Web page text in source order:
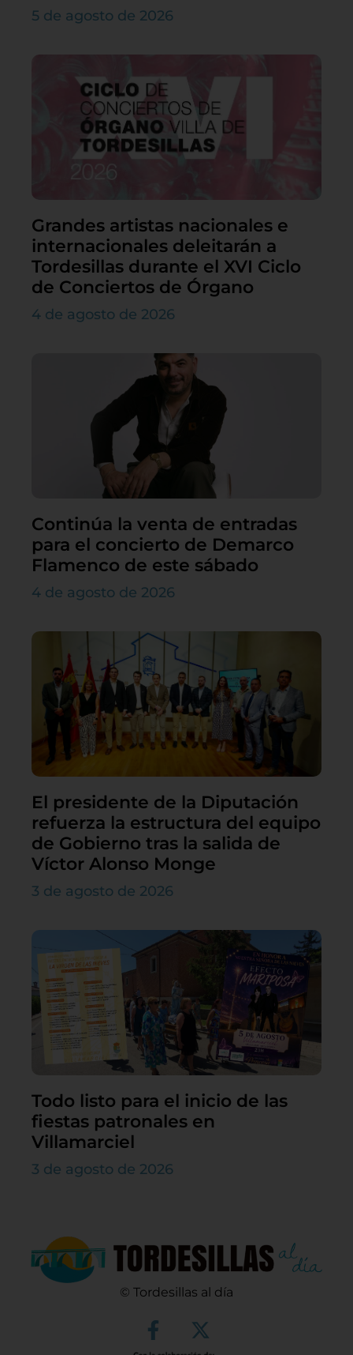
5 de agosto de 2026
Grandes artistas nacionales e
internacionales deleitarán a
Tordesillas durante el XVI Ciclo
de Conciertos de Órgano
4 de agosto de 2026
Continúa la venta de entradas
para el concierto de Demarco
Flamenco de este sábado
4 de agosto de 2026
El presidente de la Diputación
refuerza la estructura del equipo
de Gobierno tras la salida de
Víctor Alonso Monge
3 de agosto de 2026
Todo listo para el inicio de las
fiestas patronales en
Villamarciel
3 de agosto de 2026
© Tordesillas al día